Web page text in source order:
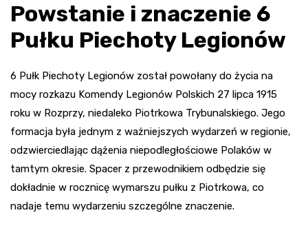
Powstanie i znaczenie 6
Pułku Piechoty Legionów
6 Pułk Piechoty Legionów został powołany do życia na
mocy rozkazu Komendy Legionów Polskich 27 lipca 1915
roku w Rozprzy, niedaleko Piotrkowa Trybunalskiego. Jego
formacja była jednym z ważniejszych wydarzeń w regionie,
odzwierciedlając dążenia niepodległościowe Polaków w
tamtym okresie. Spacer z przewodnikiem odbędzie się
dokładnie w rocznicę wymarszu pułku z Piotrkowa, co
nadaje temu wydarzeniu szczególne znaczenie.